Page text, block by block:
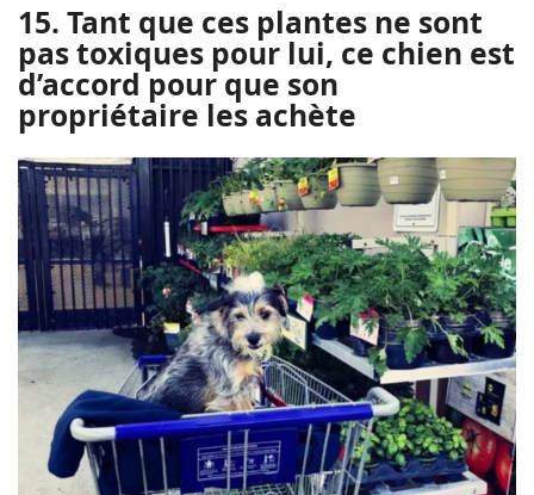
15. Tant que ces plantes ne sont
pas toxiques pour lui, ce chien est
d’accord pour que son
propriétaire les achète